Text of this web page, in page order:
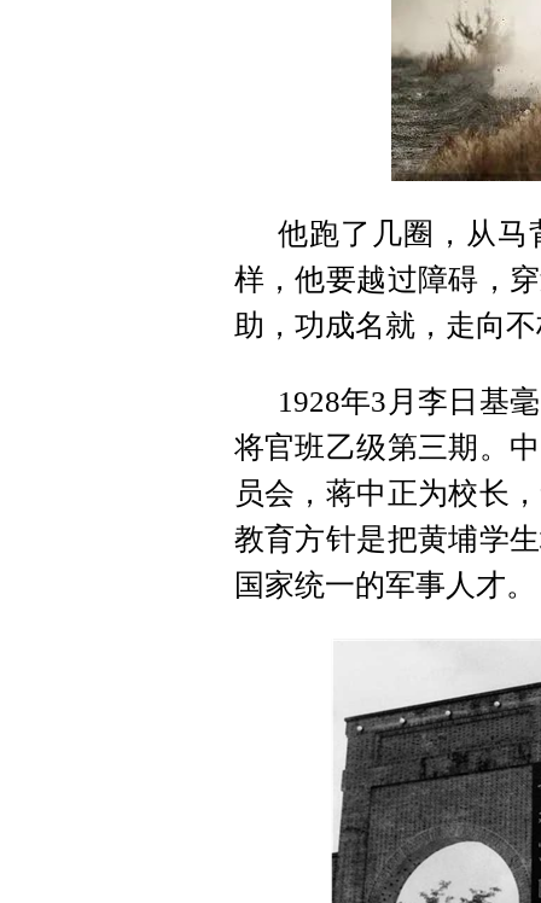
他跑了几圈，从马
样，他要越过障碍，
助，功成名就，走向
1928年3月李日基
将官班乙级第三期。
员会，蒋中正为校长
教育方针是把黄埔学
国家统一的军事人才。